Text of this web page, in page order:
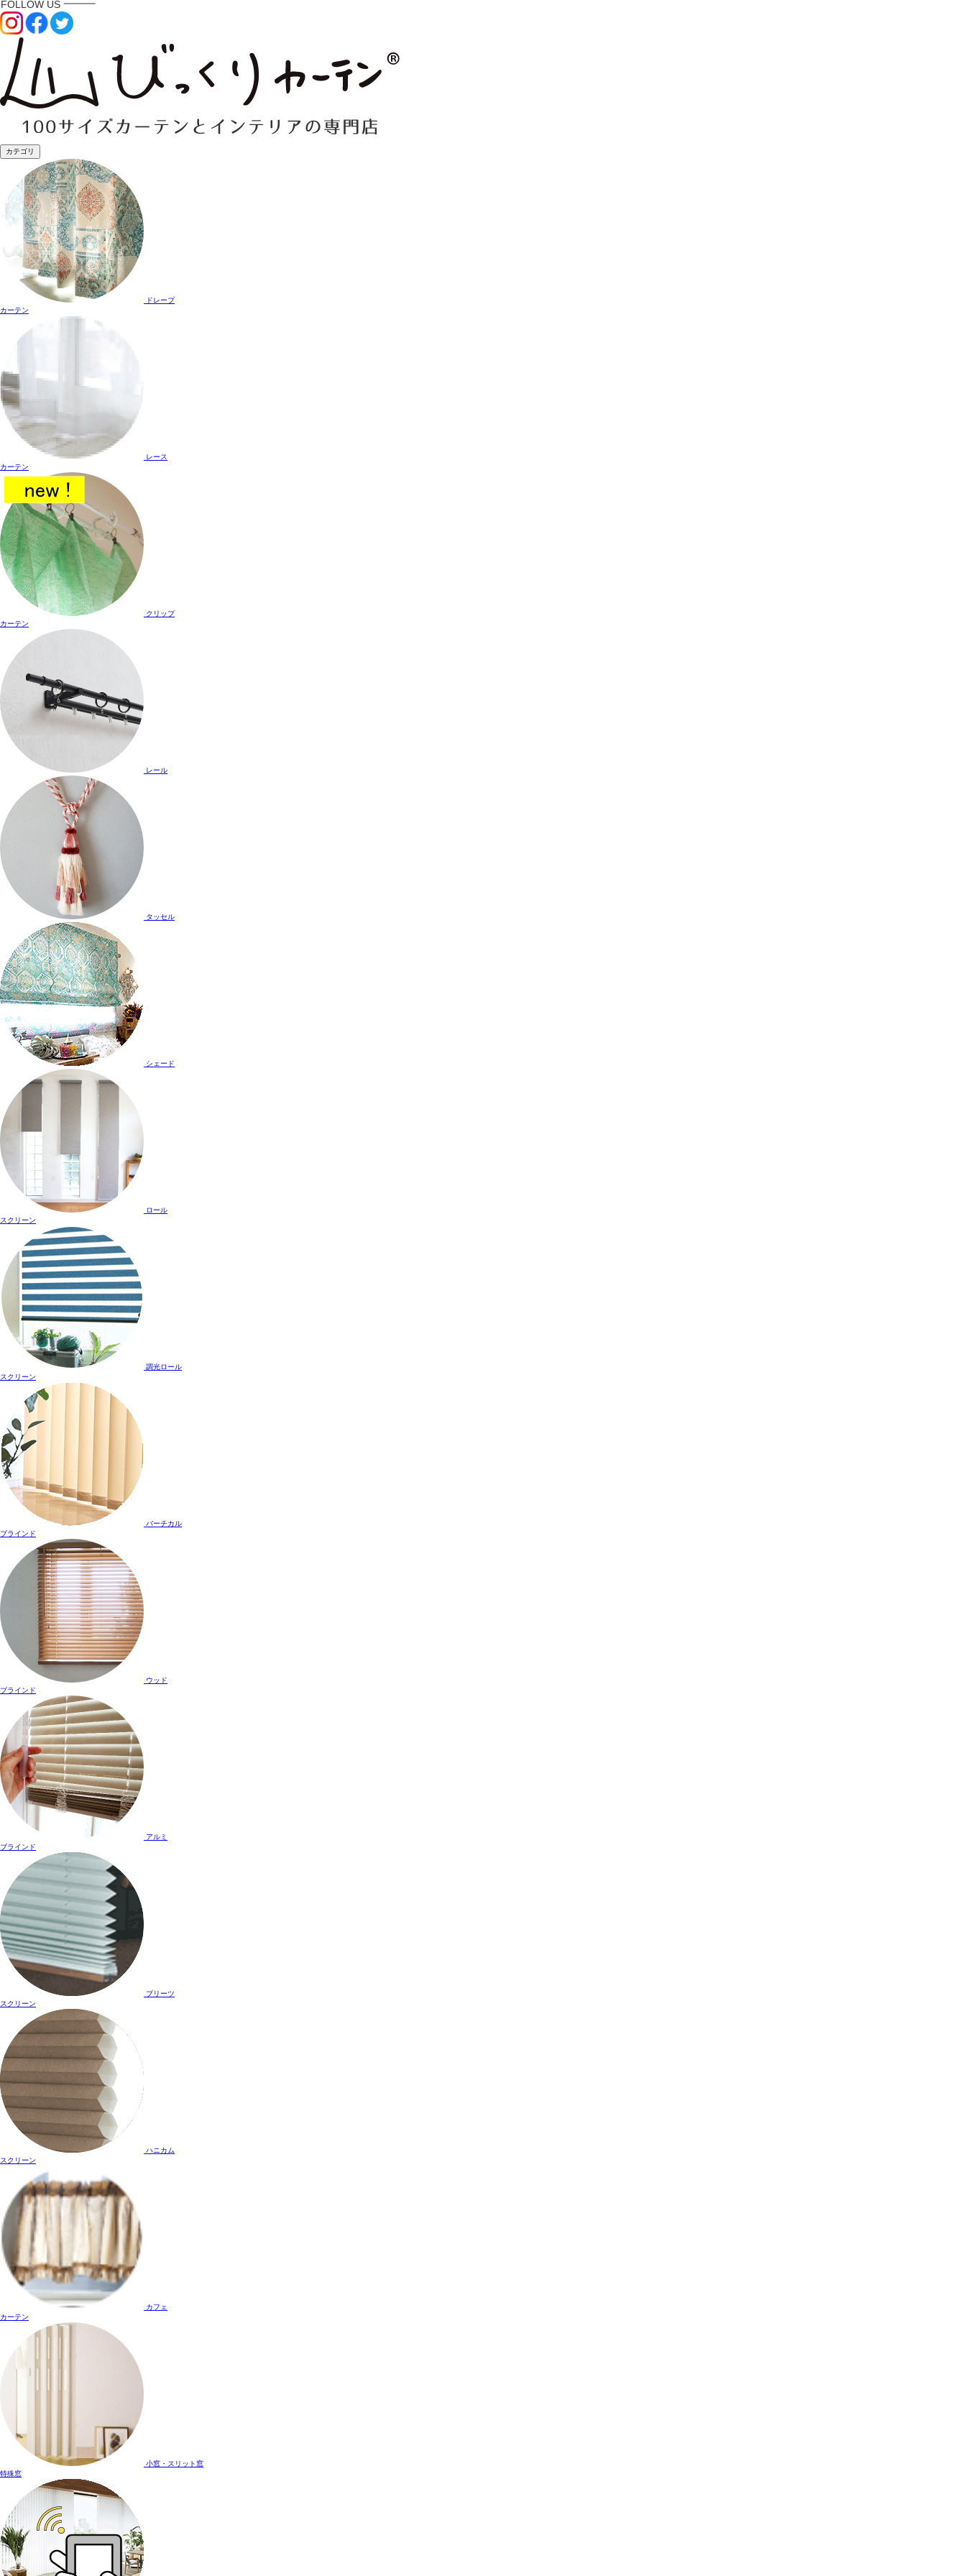
カテゴリ
ドレープ
カーテン
レース
カーテン
クリップ
カーテン
レール
タッセル
シェード
ロール
スクリーン
調光ロール
スクリーン
バーチカル
ブラインド
ウッド
ブラインド
アルミ
ブラインド
プリーツ
スクリーン
ハニカム
スクリーン
カフェ
カーテン
小窓・スリット窓
特殊窓